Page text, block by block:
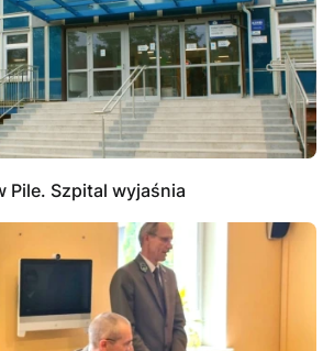
Pile. Szpital wyjaśnia